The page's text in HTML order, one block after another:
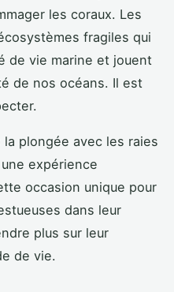
les coraux. Les
fragiles qui
de vie marine et jouent
de nos océans. Il est
la plongée avec les raies
expérience
occasion unique pour
dans leur
plus sur leur
de vie.